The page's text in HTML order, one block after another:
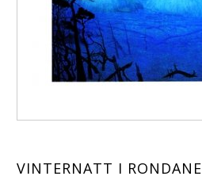
VINTERNATT I RONDANE